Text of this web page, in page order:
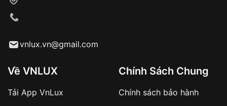
Từ khóa SEO:
vnlux.vn@gmail.com
Về VNLUX
Tải App VnLux
Chính Sách Chung
Chính sách bảo hành